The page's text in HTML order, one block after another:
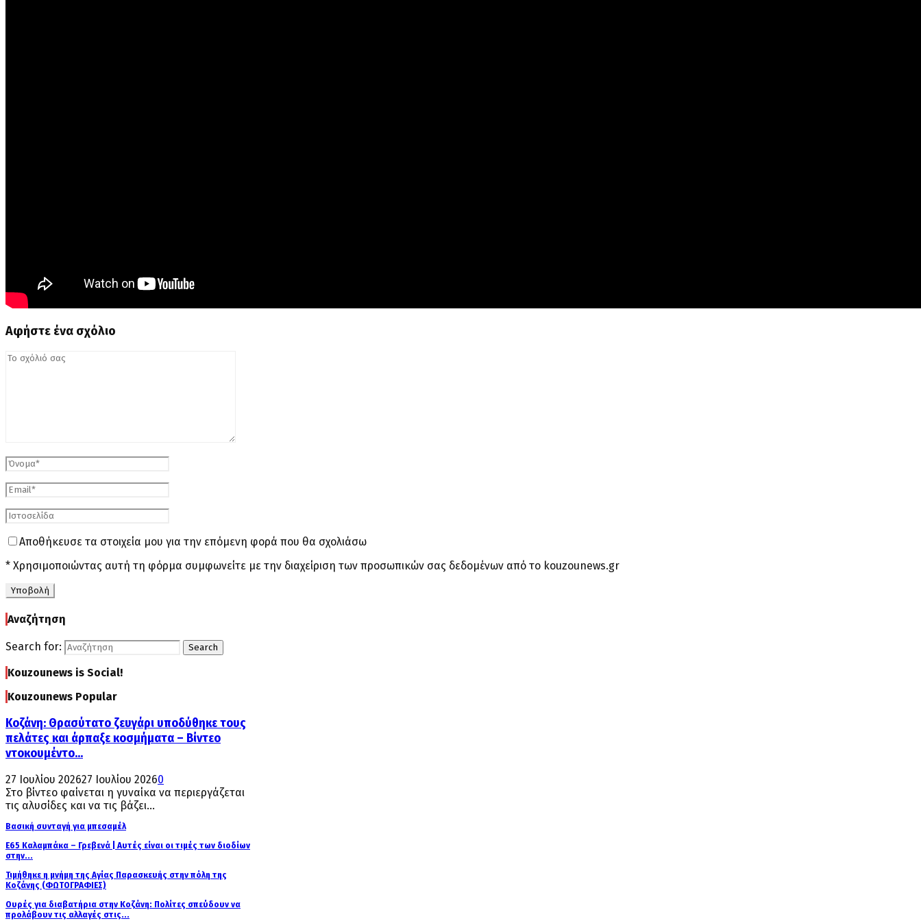
Αφήστε ένα σχόλιο
Αποθήκευσε τα στοιχεία μου για την επόμενη φορά που θα σχολιάσω
* Χρησιμοποιώντας αυτή τη φόρμα συμφωνείτε με την διαχείριση των προσωπικών σας δεδομένων από το kouzounews.gr
Αναζήτηση
Search for: Search
Kouzounews is Social!
Kouzounews Popular
Κοζάνη: Θρασύτατο ζευγάρι υποδύθηκε τους
πελάτες και άρπαξε κοσμήματα – Βίντεο
ντοκουμέντο...
27 Ιουλίου 202627 Ιουλίου 20260
Στο βίντεο φαίνεται η γυναίκα να περιεργάζεται
τις αλυσίδες και να τις βάζει...
Βασική συνταγή για μπεσαμέλ
Ε65 Καλαμπάκα – Γρεβενά | Αυτές είναι οι τιμές των διοδίων
στην...
Τιμήθηκε η μνήμη της Αγίας Παρασκευής στην πόλη της
Κοζάνης (ΦΩΤΟΓΡΑΦΙΕΣ)
Ουρές για διαβατήρια στην Κοζάνη: Πολίτες σπεύδουν να
προλάβουν τις αλλαγές στις...